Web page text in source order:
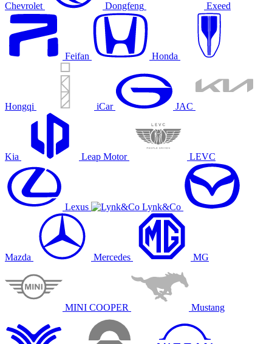
Chevrolet Dongfeng Exeed
Feifan Honda
Hongqi iCar JAC
Kia Leap Motor LEVC
Lexus Lynk&Co
Mazda Mercedes MG
MINI COOPER Mustang